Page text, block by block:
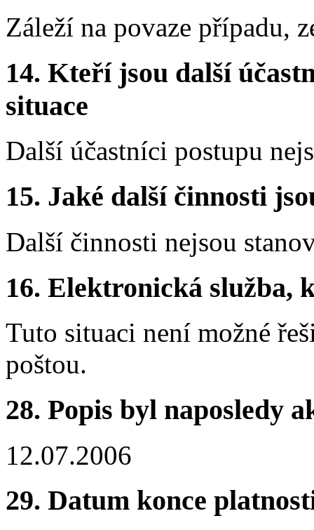
Záleží na povaze případu,
14. Kteří jsou další
situace
Další účastníci postupu
15. Jaké další činnosti
Další činnosti nejsou
16. Elektronická služba,
Tuto situaci není možné
poštou.
28. Popis byl naposledy
12.07.2006
29. Datum konce